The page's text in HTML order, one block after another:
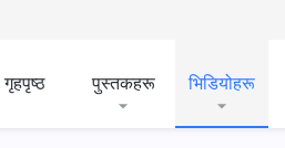
गृहपृष्ठ पुस्तकहरू भिडियोहरू